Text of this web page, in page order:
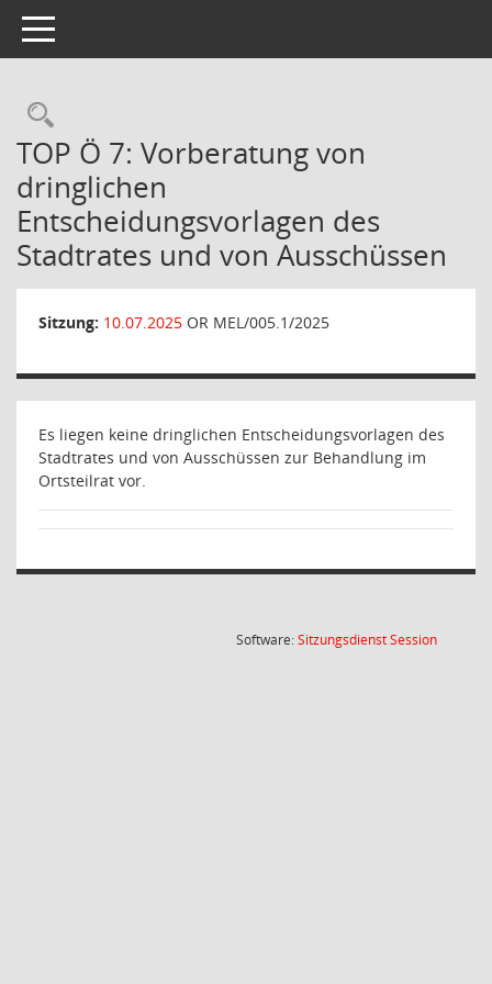
Toggle navigation
Rechercheauswahl
TOP Ö 7: Vorberatung von
dringlichen
Entscheidungsvorlagen des
Stadtrates und von Ausschüssen
Sitzung: 10.07.2025 OR MEL/005.1/2025
Es liegen keine dringlichen Entscheidungsvorlagen des
Stadtrates und von Ausschüssen zur Behandlung im
Ortsteilrat vor.
Software:SitzungsdienstSession(Wird in